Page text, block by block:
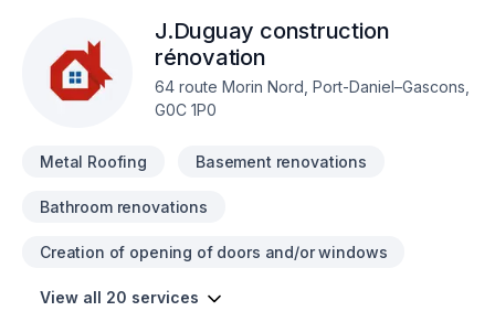
J.Duguay construction
rénovation
64 route Morin Nord, Port-Daniel–Gascons,
G0C 1P0
Metal Roofing Basement renovations
Bathroom renovations
Creation of opening of doors and/or windows
View all 20 services